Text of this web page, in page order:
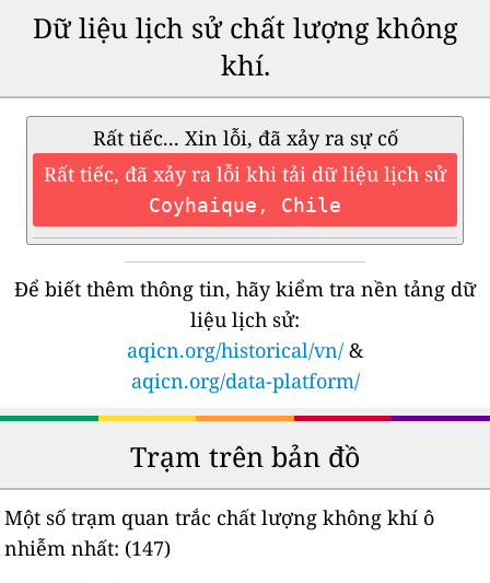
Dữ liệu lịch sử chất lượng không
khí.
Rất tiếc... Xin lỗi, đã xảy ra sự cố
Rất tiếc, đã xảy ra lỗi khi tải dữ liệu lịch sử
Coyhaique, Chile
Để biết thêm thông tin, hãy kiểm tra nền tảng dữ
liệu lịch sử:
aqicn.org/historical/vn/ &
aqicn.org/data-platform/
Trạm trên bản đồ
Một số trạm quan trắc chất lượng không khí ô
nhiễm nhất: (147)